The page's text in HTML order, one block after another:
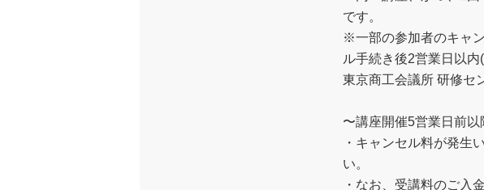
です。
※一部の参加者のキャ
ル手続き後2営業日以
東京商工会議所 研修セ
〜講座開催5営業日前以
・キャンセル料が発生
い。
・なお、受講料のご入